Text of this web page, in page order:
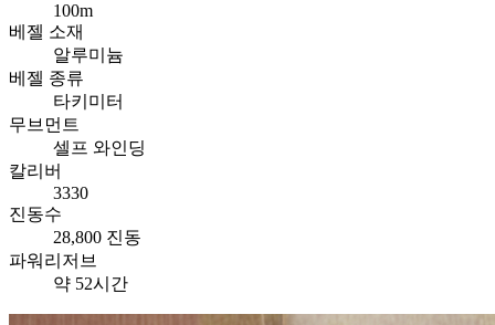
100m
베젤 소재
알루미늄
베젤 종류
타키미터
무브먼트
셀프 와인딩
칼리버
3330
진동수
28,800 진동
파워리저브
약 52시간